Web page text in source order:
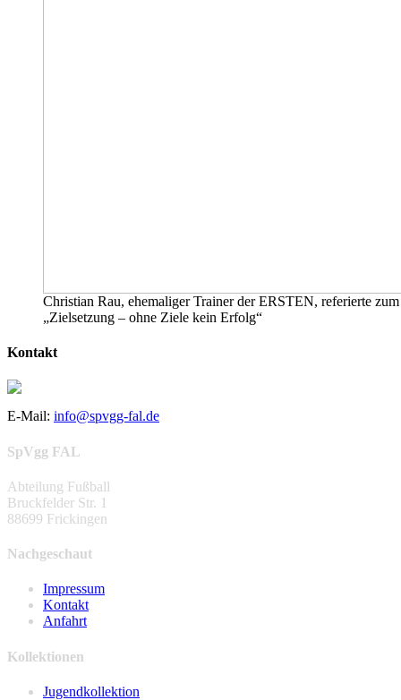
Christian Rau, ehemaliger Trainer der ERSTEN, referierte
„Zielsetzung – ohne Ziele kein Erfolg“
Kontakt
E-Mail: info@spvgg-fal.de
SpVgg FAL
Abteilung Fußball
Bruckfelder Str. 1
88699 Frickingen
Nachgeschaut
Impressum
Kontakt
Anfahrt
Kollektionen
Jugendkollektion